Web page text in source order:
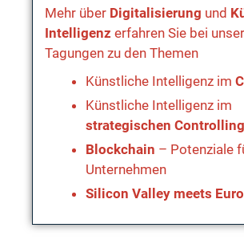
Mehr über Digitalisierung und
Intelligenz erfahren Sie bei
Tagungen zu den Themen
Künstliche Intelligenz im
Künstliche Intelligenz im
strategischen Controlling
Blockchain – Potenziale
Unternehmen
Silicon Valley meets